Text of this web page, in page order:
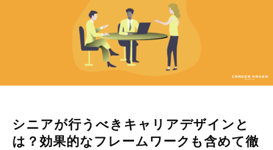
シニアが行うべきキャリアデザインと
は？効果的なフレームワークも含めて徹